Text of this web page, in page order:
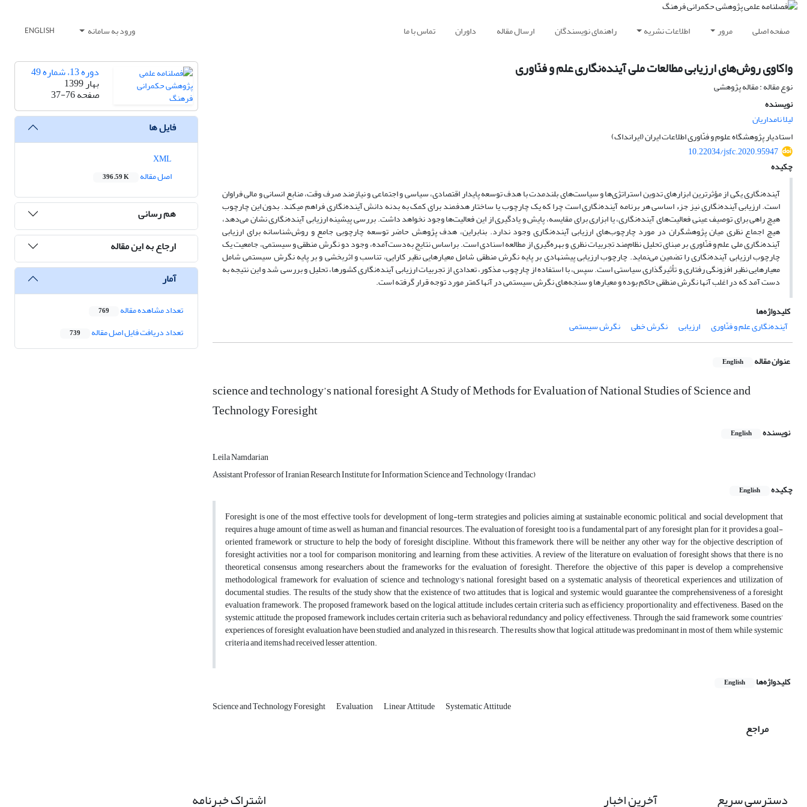
صفحه اصلی مرور اطلاعات نشریه راهنمای نویسندگان ارسال مقاله داوران تماس با ما ورود به سامانه ENGLISH
واکاوی روش‌های ارزیابی مطالعات ملی آینده‌نگاری علم و فنّاوری
نوع مقاله : مقاله پژوهشی
نویسنده
لیلا نامداریان
استادیار پژوهشگاه علوم و فنّاوری اطلاعات ایران (ایرانداک)
10.22034/jsfc.2020.95947
چکیده
آینده‌نگاری یکی از مؤثرترین ابزار‌های تدوین استراتژی‌ها و سیاست‌های بلندمدت با هدف توسعه پایدار اقتصادی، سیاسی و اجتماعی و نیازمند صرف وقت، منابع انسانی و مالی فراوان
است. ارزیابی آینده‌نگاری نیز جزء اساسی هر برنامه آینده‌نگاری است چرا که یک چارچوب یا ساختار هدفمند برای کمک به بدنه دانش آینده‌نگاری فراهم میکند. بدون این چارچوب
هیچ راهی برای توصیف عینی فعالیت‌های آینده‌نگاری، یا ابزاری برای مقایسه، پایش و یادگیری از این فعالیت‌ها وجود نخواهد داشت. بررسی پیشینه ارزیابی آینده‌نگاری نشان می‌دهد،
هیچ اجماع نظری میان پژوهشگران در مورد چارچوب‌های ارزیابی آینده‌نگاری وجود ندارد. بنابراین، هدف پژوهش حاضر توسعه چارچوبی جامع و روش‌شناسانه برای ارزیابی
آینده‌نگاری ملی علم و فنّاوری بر مبنای تحلیل نظام‌مند تجربیات نظری و بهره‌گیری از مطالعه اسنادی است. براساس نتایج به‌دست‌آمده، وجود دو نگرش منطقی و سیستمی، جامعیت یک
چارچوب ارزیابی آینده‌نگاری را تضمین می‌نماید. چارچوب ارزیابی پیشنهادی بر پایه نگرش منطقی شامل معیارهایی نظیر کارایی، تناسب و اثربخشی و بر پایه نگرش سیستمی شامل
معیارهایی نظیر افزونگی رفتاری و تأثیرگذاری سیاستی است. سپس، با استفاده از چارچوب مذکور، تعدادی از تجربیات ارزیابی آینده‌نگاری کشورها، تحلیل و بررسی شد و این نتیجه به
دست آمد که در اغلب آنها نگرش منطقی حاکم بوده و معیار‌ها و سنجه‌های نگرش سیستمی در آنها کمتر مورد توجه قرار گرفته است.
کلیدواژه‌ها
آینده‌نگاری علم و فنّاوری
ارزیابی نگرش خطی نگرش سیستمی
عنوان مقاله English
science and technology’s national foresight A Study of Methods for Evaluation of National Studies of Science and
Technology Foresight
نویسنده English
Leila Namdarian
Assistant Professor of Iranian Research Institute for Information Science and Technology (Irandac)
چکیده
English
Foresight is one of the most effective tools for development of long-term strategies and policies aiming at sustainable economic, political, and social development that
requires a huge amount of time as well as human and financial resources. The evaluation of foresight too is a fundamental part of any foresight plan, for it provides a goal-
oriented framework or structure to help the body of foresight discipline. Without this framework, there will be neither any other way for the objective description of
foresight activities, nor a tool for comparison, monitoring, and learning from these activities. A review of the literature on evaluation of foresight shows that there is no
theoretical consensus among researchers about the frameworks for the evaluation of foresight. Therefore, the objective of this paper is develop a comprehensive
methodological framework for evaluation of science and technology’s national foresight based on a systematic analysis of theoretical experiences and utilization of
documental studies. The results of the study show that the existence of two attitudes, that is, logical and systemic, would guarantee the comprehensiveness of a foresight
evaluation framework. The proposed framework, based on the logical attitude, includes certain criteria such as efficiency, proportionality, and effectiveness. Based on the
systemic attitude, the proposed framework includes certain criteria such as behavioral redundancy and policy effectiveness. Through the said framework, some countries’
experiences of foresight evaluation have been studied and analyzed in this research. The results show that logical attitude was predominant in most of them, while systemic
criteria and items had received lesser attention.
کلیدواژه‌ها English
Science and Technology Foresight Evaluation Linear Attitude Systematic Attitude
مراجع
دوره 13، شماره 49
بهار 1399
صفحه37-76
فایل ها
اصل مقاله
396.59 K
هم رسانی
ارجاع به این مقاله
آمار
تعداد مشاهده مقاله 769
تعداد دریافت فایل اصل مقاله 739
دسترسی سریع آخرین اخبار اشتراک خبرنامه